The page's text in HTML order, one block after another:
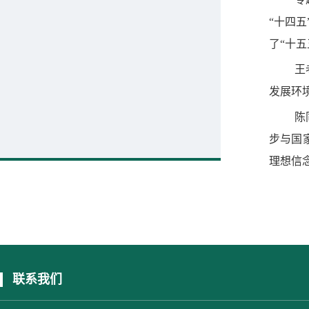
“十四
了“十
王
发展环
步与国
理想信
联系我们